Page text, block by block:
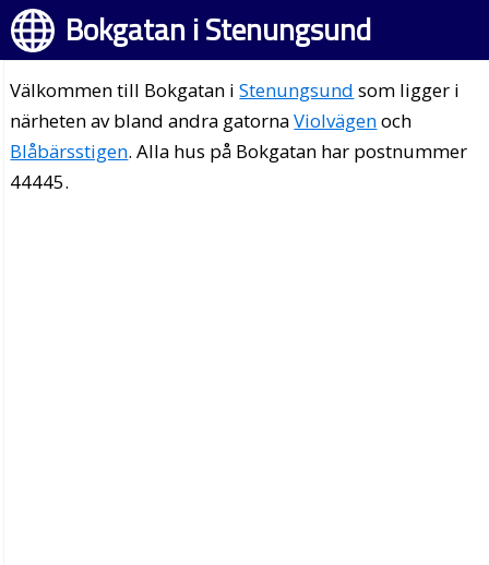
Bokgatan i Stenungsund
Välkommen till Bokgatan iStenungsund som ligger i
närheten av bland andra gatornaViolvägenoch
Blåbärsstigen. Alla hus på Bokgatan har postnummer
44445.